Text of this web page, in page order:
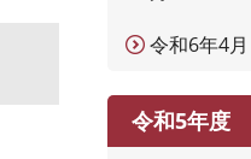
令和6年4
令和5年度